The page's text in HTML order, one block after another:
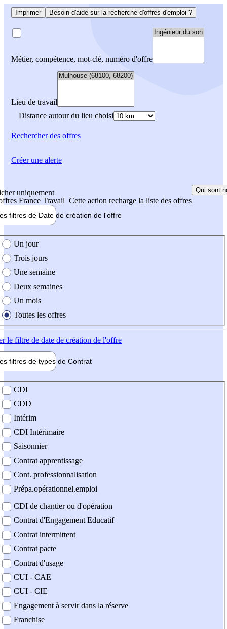
Imprimer Besoin d'aide sur la recherche d'offres d'emploi ?
Métier, compétence, mot-clé, numéro d'offre
Lieu de travail
Distance autour du lieu choisi
Rechercherdes offres
uniquement
France Travail Cette action recharge la liste des offres
Qui sont
filtres de Date de création de l'offre
création de l'offre
Un jour
Trois jours
Une semaine
Deux semaines
Un mois
Toutes les offres
le filtre de date de création de l'offre
filtres de types de Contrat
contrat
CDI
CDD
Intérim
CDI Intérimaire
Saisonnier
Contrat apprentissage
Cont. professionnalisation
Prépa.opérationnel.emploi
CDI de chantier ou d'opération
Contrat d'Engagement Educatif
Contrat intermittent
Contrat pacte
Contrat d'usage
CUI - CAE
CUI - CIE
Engagement à servir dans la réserve
Franchise
Créer une alerte